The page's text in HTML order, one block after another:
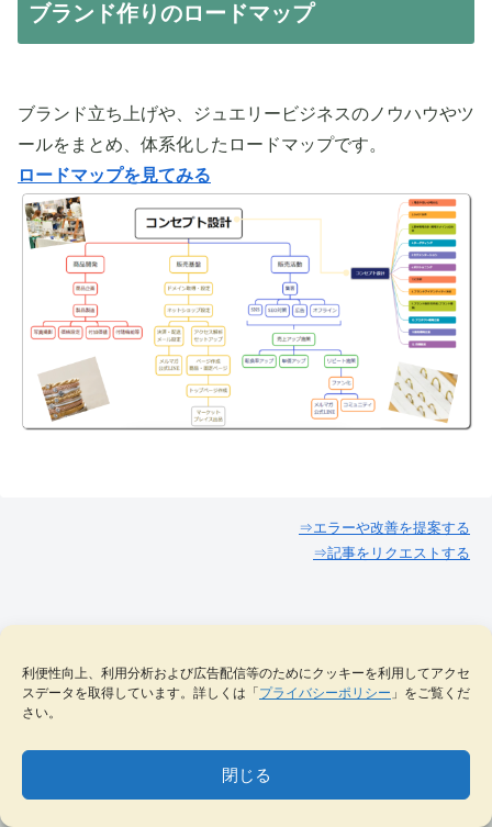
利便性向上、利用分析および広告配信等のためにクッキーを利用してアクセ
スデータを取得しています。詳しくは「 プライバシーポリシー 」をご覧くだ
さい。
閉じる
ブランド作りのロードマップ
ブランド立ち上げや、ジュエリービジネスのノウハウやツ
ールをまとめ、体系化したロードマップです。
ロードマップを見てみる
⇒エラーや改善を提案する
⇒記事をリクエストする
↓待つだけで学べる！